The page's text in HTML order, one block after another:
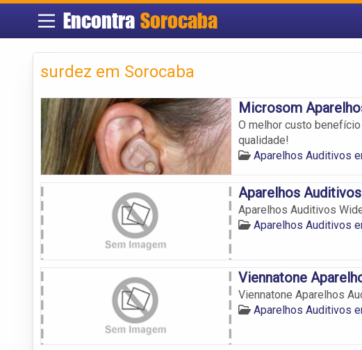
Encontra Sorocaba
surdez em Sorocaba
Microsom
O melhor custo
qualidade!
Aparelhos Auditivos
Aparelhos
Aparelhos Auditivos
Aparelhos Auditivos
Viennatone
Viennatone Aparelhos
Aparelhos Auditivos